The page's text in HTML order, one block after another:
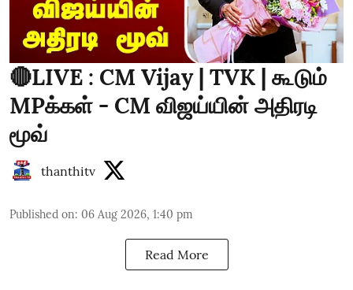
🔴LIVE : CM Vijay | TVK | கூடும்
MPக்கள் - CM விஜய்யின் அதிரடி
மூவ்
thanthitv
Published on: 06 Aug 2026, 1:40 pm
Read More